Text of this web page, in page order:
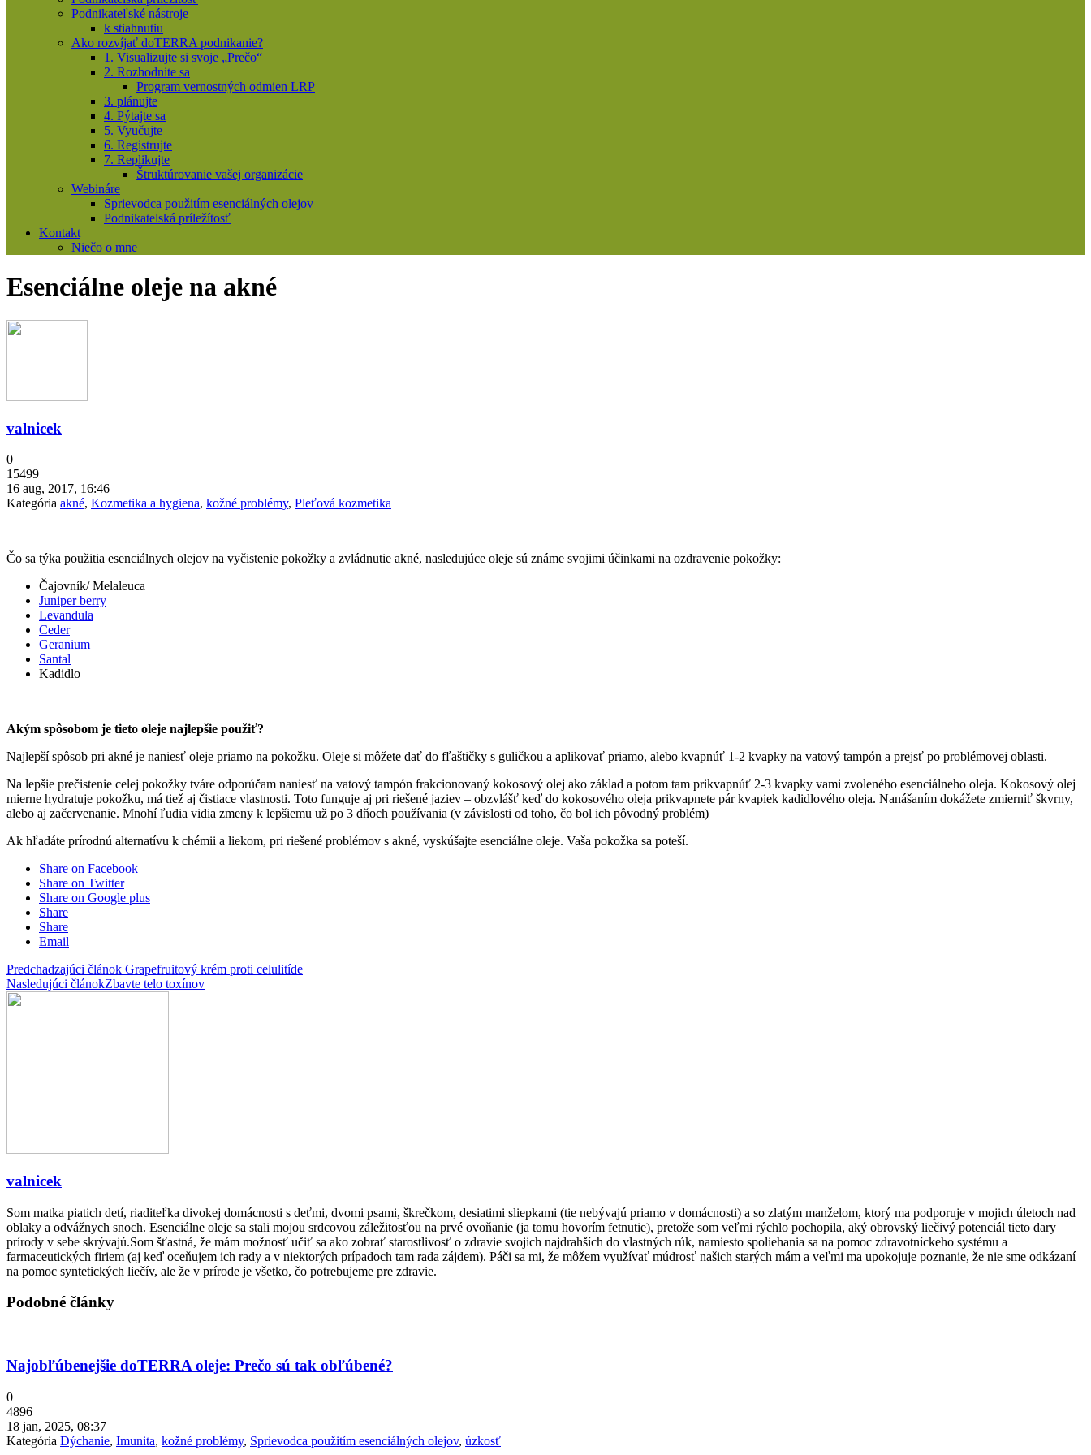
Podnikateľské nástroje
k stiahnutiu
Ako rozvíjať doTERRA podnikanie?
1. Visualizujte si svoje „Prečo“
2. Rozhodnite sa
Program vernostných odmien LRP
3. plánujte
4. Pýtajte sa
5. Vyučujte
6. Registrujte
7. Replikujte
Štruktúrovanie vašej organizácie
Webináre
Sprievodca použitím esenciálných olejov
Podnikatelská príležítosť
Kontakt
Niečo o mne
Esenciálne oleje na akné
valnicek
0
15499
16 aug, 2017, 16:46
Kategória akné, Kozmetika a hygiena, kožné problémy, Pleťová kozmetika
Čo sa týka použitia esenciálnych olejov na vyčistenie pokožky a zvládnutie akné, nasledujúce oleje sú známe svojimi účinkami na ozdravenie pokožky:
Čajovník/ Melaleuca
Juniper berry
Levandula
Ceder
Geranium
Santal
Kadidlo
Akým spôsobom je tieto oleje najlepšie použiť?
Najlepší spôsob pri akné je naniesť oleje priamo na pokožku. Oleje si môžete dať do fľaštičky s guličkou a aplikovať priamo, alebo kvapnúť 1-2 kvapky na vatový tampón a prejsť po problémovej oblasti.
Na lepšie prečistenie celej pokožky tváre odporúčam naniesť na vatový tampón frakcionovaný kokosový olej ako základ a potom tam prikvapnúť 2-3 kvapky vami zvoleného esenciálneho oleja. Kokosový olej
mierne hydratuje pokožku, má tiež aj čistiace vlastnosti. Toto funguje aj pri riešené jaziev – obzvlášť keď do kokosového oleja prikvapnete pár kvapiek kadidlového oleja. Nanášaním dokážete zmierniť škvrny,
alebo aj začervenanie. Mnohí ľudia vidia zmeny k lepšiemu už po 3 dňoch používania (v závislosti od toho, čo bol ich pôvodný problém)
Ak hľadáte prírodnú alternatívu k chémii a liekom, pri riešené problémov s akné, vyskúšajte esenciálne oleje. Vaša pokožka sa poteší.
Share on Facebook
Share on Twitter
Share on Google plus
Share
Share
Email
Predchadzajúci článok Grapefruitový krém proti celulitíde
Nasledujúci článokZbavte telo toxínov
valnicek
Som matka piatich detí, riaditeľka divokej domácnosti s deťmi, dvomi psami, škrečkom, desiatimi sliepkami (tie nebývajú priamo v domácnosti) a so zlatým manželom, ktorý ma podporuje v mojich úletoch nad
oblaky a odvážnych snoch. Esenciálne oleje sa stali mojou srdcovou záležitosťou na prvé ovoňanie (ja tomu hovorím fetnutie), pretože som veľmi rýchlo pochopila, aký obrovský liečivý potenciál tieto dary
prírody v sebe skrývajú.Som šťastná, že mám možnosť učiť sa ako zobrať starostlivosť o zdravie svojich najdrahších do vlastných rúk, namiesto spoliehania sa na pomoc zdravotníckeho systému a
farmaceutických firiem (aj keď oceňujem ich rady a v niektorých prípadoch tam rada zájdem). Páči sa mi, že môžem využívať múdrosť našich starých mám a veľmi ma upokojuje poznanie, že nie sme odkázaní
na pomoc syntetických liečív, ale že v prírode je všetko, čo potrebujeme pre zdravie.
Podobné články
Najobľúbenejšie doTERRA oleje: Prečo sú tak obľúbené?
0
4896
18 jan, 2025, 08:37
Kategória Dýchanie, Imunita, kožné problémy, Sprievodca použitím esenciálných olejov, úzkosť